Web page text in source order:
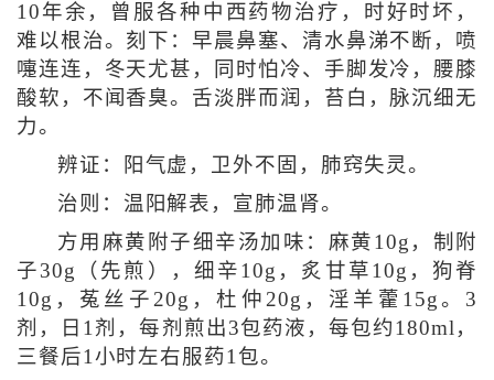
10年余，曾服各种中西药物治疗，时好时坏，
难以根治。刻下：早晨鼻塞、清水鼻涕不断，喷
嚏连连，冬天尤甚，同时怕冷、手脚发冷，腰膝
酸软，不闻香臭。舌淡胖而润，苔白，脉沉细无
力。
辨证：阳气虚，卫外不固，肺窍失灵。
治则：温阳解表，宣肺温肾。
方用麻黄附子细辛汤加味：麻黄10g，制附
子30g（先煎），细辛10g，炙甘草10g，狗脊
10g，菟丝子20g，杜仲20g，淫羊藿15g。3
剂，日1剂，每剂煎出3包药液，每包约180ml，
三餐后1小时左右服药1包。